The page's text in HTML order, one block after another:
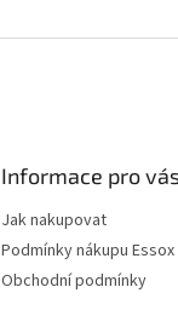
Informace pro
Jak nakupovat
Podmínky nákupu Essox
Obchodní podmínky